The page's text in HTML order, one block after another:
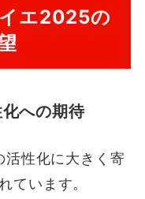
エ2025の
への期待
活性化に大きく寄
ています。